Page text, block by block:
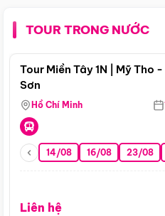
TOUR TRONG NƯỚC
Tour Miền Tây 1N | Mỹ Tho
Sơn
Hồ Chí Minh
14/08 16/08 23/08
Liên hệ